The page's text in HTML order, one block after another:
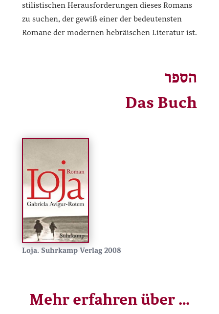
stilistischen Herausforderungen dieses Romans
zu suchen, der gewiß einer der bedeutensten
Romane der modernen hebräischen Literatur ist.
הספר
Das Buch
Loja. Suhrkamp Verlag 2008
Mehr erfahren über …